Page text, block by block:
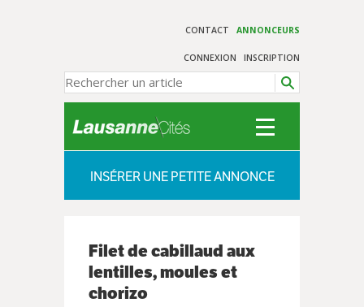
CONTACT ANNONCEURS
CONNEXION INSCRIPTION
INSÉRER UNE PETITE ANNONCE
Filet de cabillaud aux
lentilles, moules et
chorizo